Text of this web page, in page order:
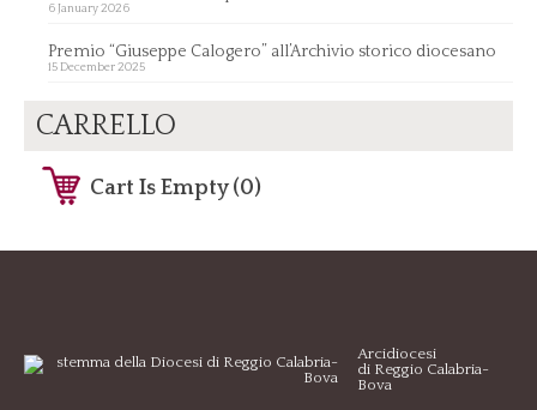
6 January 2026
Premio “Giuseppe Calogero” all’Archivio storico diocesano
15 December 2025
CARRELLO
Cart Is Empty (0)
Arcidiocesi
di Reggio Calabria-
Bova